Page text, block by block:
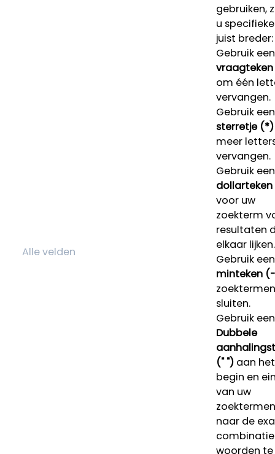
gebruiken,
u
juist breder:
Gebruik een
om één
vervangen.
Gebruik een
sterretje (*)
meer
vervangen.
Gebruik een
voor uw
zoekterm
resultaten
elkaar lijken.
Gebruik een
minteken
sluiten.
Gebruik een
Dubbele
(" ")aan het
begin en
van uw
naar de
woorden te